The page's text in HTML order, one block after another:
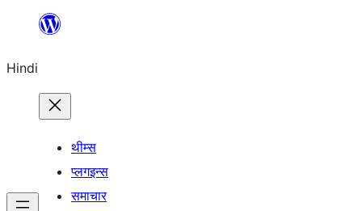
सामग्री
जाएं
Hindi
थीम्स
प्लगइन्स
समाचार